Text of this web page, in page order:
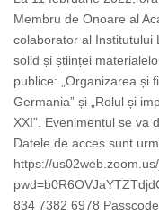
Membru de Onoare al
colaborator al Institutului
solid și științei
publice: „Organizarea și
Germania” și „Rolul și
XXI”. Evenimentul se va
Datele de acces sunt
https://
834 7382 6978